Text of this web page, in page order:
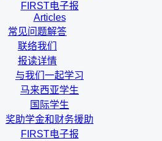
FIRST电子报
Articles
常见问题解答
联络我们
报读详情
与我们一起学习
马来西亚学生
国际学生
奖助学金和财务援助
FIRST电子报